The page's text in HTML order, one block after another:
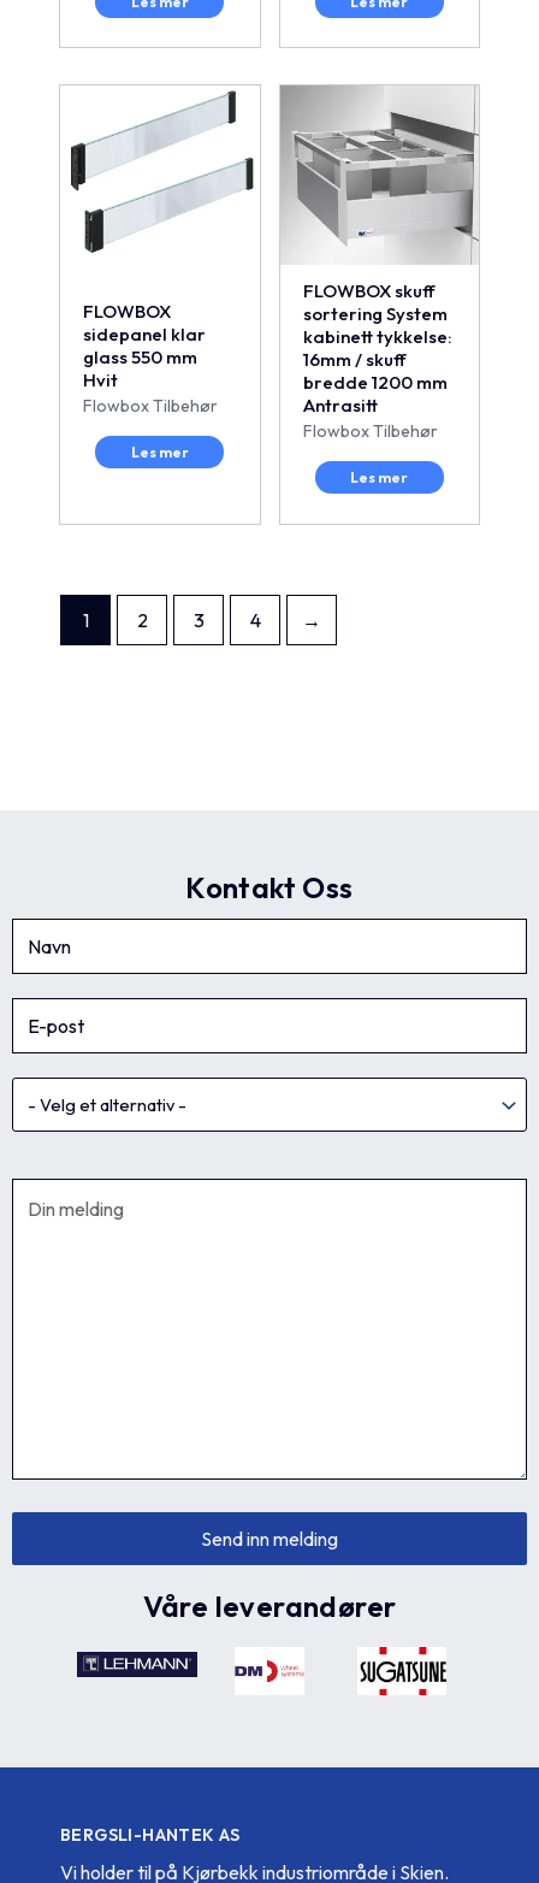
FLOWBOX
sidepanel klar
glass 550 mm
Hvit
Flowbox Tilbehør
Les mer
FLOWBOX skuff
sortering System
kabinett tykkelse:
16mm / skuff
bredde 1200 mm
Antrasitt
Flowbox Tilbehør
Les mer
1 2 3 4 →
Kontakt Oss
Våre leverandører
BERGSLI-HANTEK AS
Vi holder til på Kjørbekk industriområde i Skien.